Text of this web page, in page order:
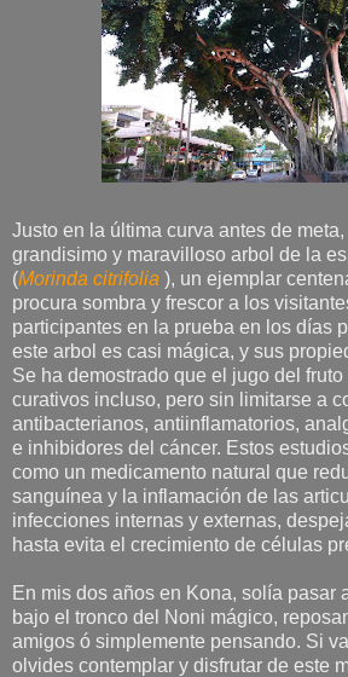
Justo en la última curva antes de meta,
grandisimo y maravilloso arbol de la
(Morinda citrifolia ), un ejemplar
procura sombra y frescor a los
participantes en la prueba en los días
este arbol es casi mágica, y sus
Se ha demostrado que el jugo del
curativos incluso, pero sin limitarse a
antibacterianos, antiinflamatorios,
e inhibidores del cáncer. Estos
como un medicamento natural que
sanguínea y la inflamación de las
infecciones internas y externas,
hasta evita el crecimiento de células
En mis dos años en Kona, solía pasar
bajo el tronco del Noni mágico,
amigos ó simplemente pensando. Si
olvides contemplar y disfrutar de este